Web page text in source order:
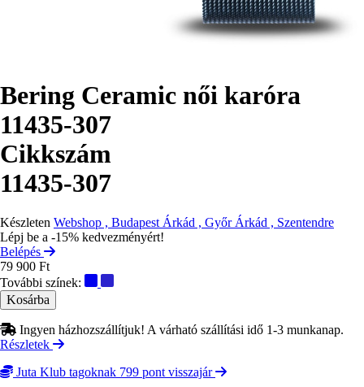
Bering Ceramic női karóra
11435-307
Cikkszám
11435-307
Készleten Webshop , Budapest Árkád , Győr Árkád , Szentendre
Lépj be a -15% kedvezményért!
Belépés
79 900 Ft
További színek:
Ingyen házhozszállítjuk! A várható szállítási idő 1-3 munkanap.
Részletek
Juta Klub tagoknak 799 pont visszajár